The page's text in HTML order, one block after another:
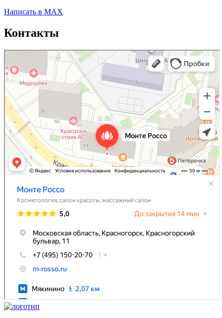
Написать в MAX
Контакты